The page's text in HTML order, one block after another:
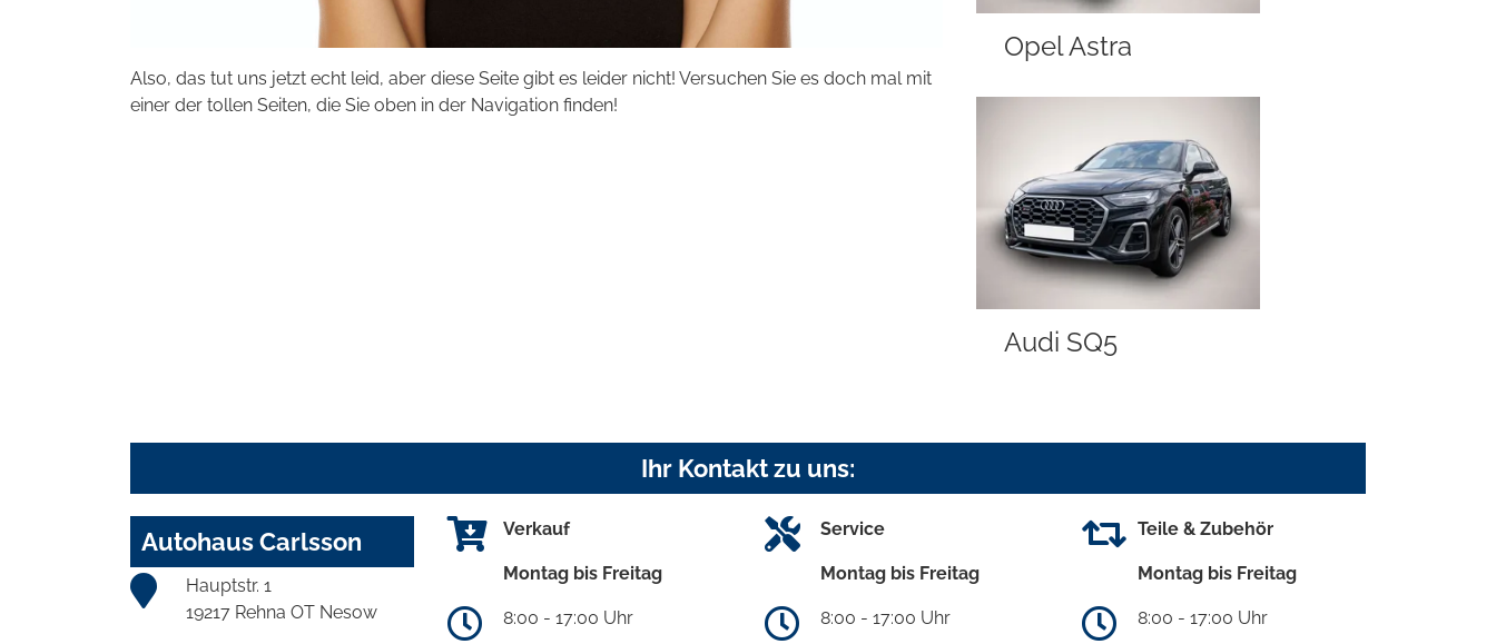
Also, das tut uns jetzt echt leid, aber diese Seite gibt es leider nicht! Versuchen Sie es doch mal mit
einer der tollen Seiten, die Sie oben in der Navigation finden!
Opel Astra
Audi SQ5
Ihr Kontakt zu uns:
Autohaus Carlsson
Hauptstr. 1
19217 Rehna OT Nesow
Verkauf
Montag bis Freitag
8:00 - 17:00 Uhr
Service
Montag bis Freitag
8:00 - 17:00 Uhr
Teile & Zubehör
Montag bis Freitag
8:00 - 17:00 Uhr